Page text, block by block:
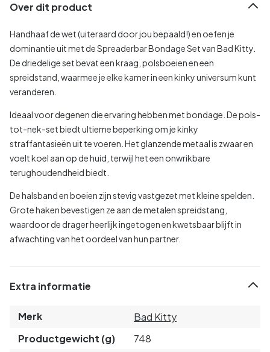
Over dit product
Handhaaf de wet (uiteraard door jou bepaald!) en oefen je
dominantie uit met de Spreaderbar Bondage Set van Bad Kitty.
De driedelige set bevat een kraag, polsboeien en een
spreidstand, waarmee je elke kamer in een kinky universum kunt
veranderen.
Ideaal voor degenen die ervaring hebben met bondage. De pols-
tot-nek-set biedt ultieme beperking om je kinky
straffantasieën uit te voeren. Het glanzende metaal is zwaar en
voelt koel aan op de huid, terwijl het een onwrikbare
terughoudendheid biedt.
De halsband en boeien zijn stevig vastgezet met kleine spelden.
Grote haken bevestigen ze aan de metalen spreidstang,
waardoor de drager heerlijk ingetogen en kwetsbaar blijft in
afwachting van het oordeel van hun partner.
Extra informatie
Merk
Bad Kitty
Productgewicht (g)
748